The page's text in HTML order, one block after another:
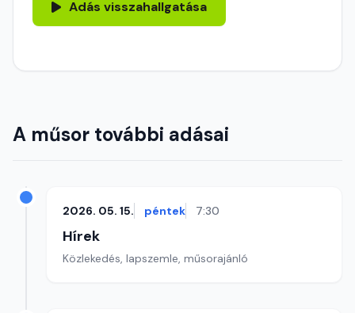
Adás visszahallgatása
A műsor további adásai
2026. 05. 15. péntek 7:30
Hírek
Közlekedés, lapszemle, műsorajánló